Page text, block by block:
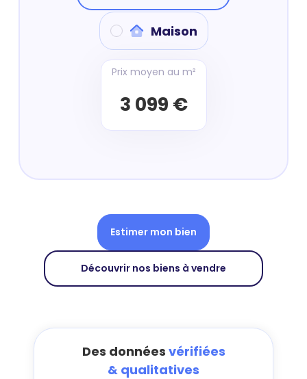
Maison
Prix moyen au m²
3 099 €
Estimer mon bien
Découvrir nos biens à vendre
Des données vérifiées
& qualitatives